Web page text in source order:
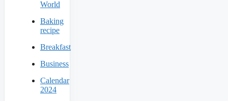
World
Baking
recipe
Breakfast
Business
Calendar
2024